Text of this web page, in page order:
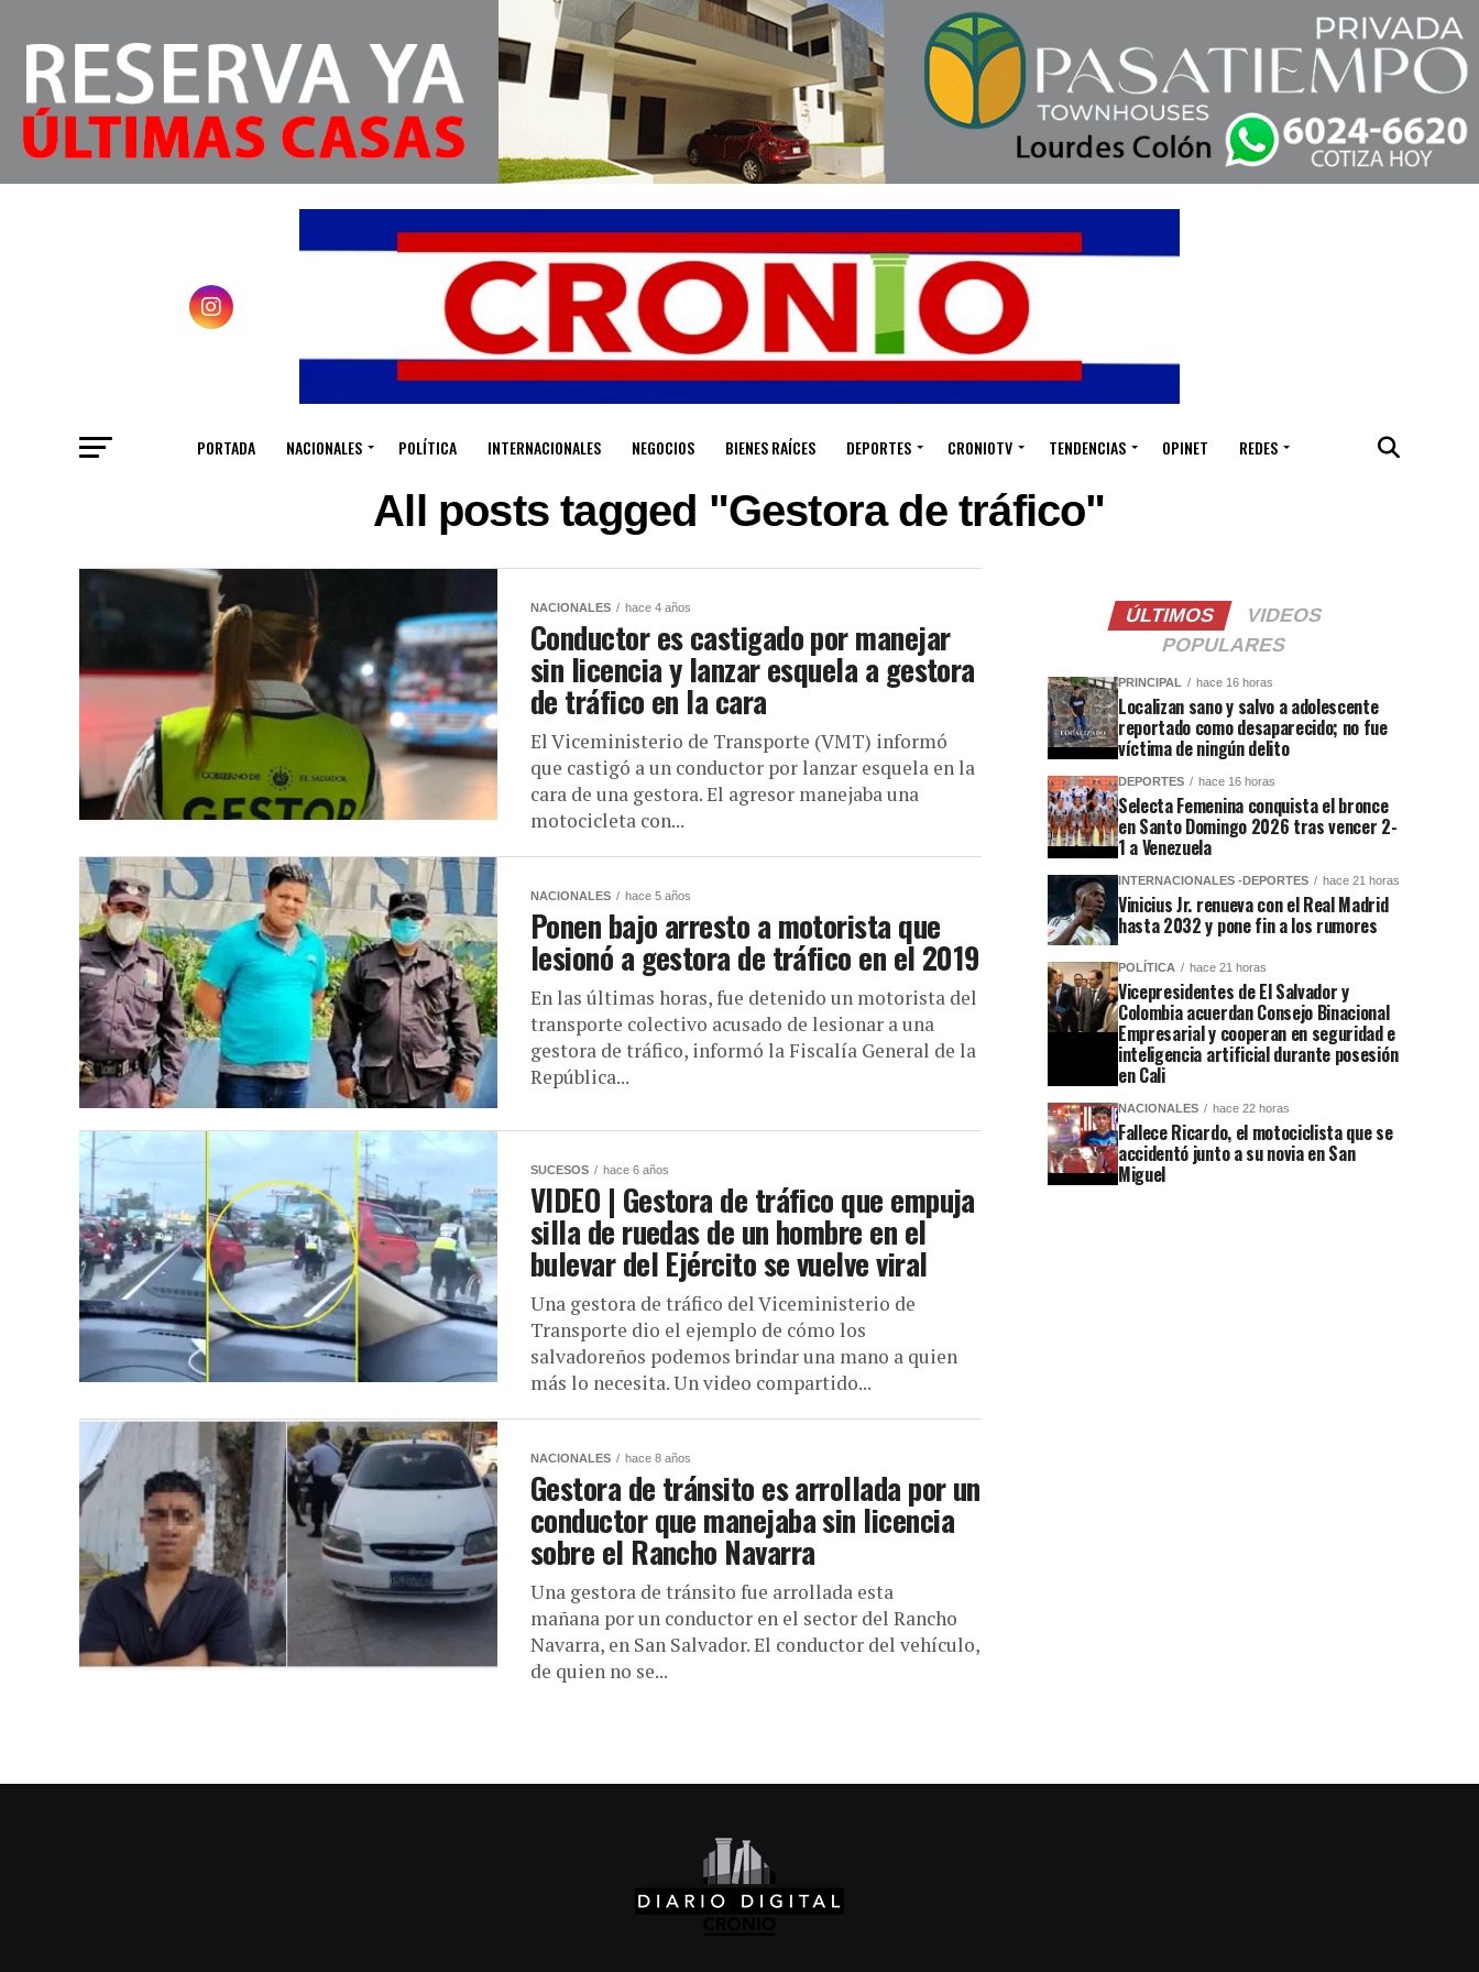
PORTADA NACIONALES POLÍTICA INTERNACIONALES NEGOCIOS BIENES RAÍCES DEPORTES CRONIOTV TENDENCIAS OPINET REDES
All posts tagged "Gestora de tráfico"
NACIONALES hace 4 años
Conductor es castigado por manejar
sin licencia y lanzar esquela a gestora
de tráfico en la cara
El Viceministerio de Transporte (VMT) informó
que castigó a un conductor por lanzar esquela en la
cara de una gestora. El agresor manejaba una
motocicleta con...
NACIONALES hace 5 años
Ponen bajo arresto a motorista que
lesionó a gestora de tráfico en el 2019
En las últimas horas, fue detenido un motorista del
transporte colectivo acusado de lesionar a una
gestora de tráfico, informó la Fiscalía General de la
República...
SUCESOS hace 6 años
VIDEO | Gestora de tráfico que empuja
silla de ruedas de un hombre en el
bulevar del Ejército se vuelve viral
Una gestora de tráfico del Viceministerio de
Transporte dio el ejemplo de cómo los
salvadoreños podemos brindar una mano a quien
más lo necesita. Un video compartido...
NACIONALES hace 8 años
Gestora de tránsito es arrollada por un
conductor que manejaba sin licencia
sobre el Rancho Navarra
Una gestora de tránsito fue arrollada esta
mañana por un conductor en el sector del Rancho
Navarra, en San Salvador. El conductor del vehículo,
de quien no se...
ÚLTIMOS
VIDEOS
POPULARES
PRINCIPAL hace 16 horas
Localizan sano y salvo a adolescente
reportado como desaparecido; no fue
víctima de ningún delito
DEPORTES hace 16 horas
Selecta Femenina conquista el bronce
en Santo Domingo 2026 tras vencer 2-
1 a Venezuela
INTERNACIONALES -DEPORTES hace 21 horas
Vinicius Jr. renueva con el Real Madrid
hasta 2032 y pone fin a los rumores
POLÍTICA hace 21 horas
Vicepresidentes de El Salvador y
Colombia acuerdan Consejo Binacional
Empresarial y cooperan en seguridad e
inteligencia artificial durante posesión
en Cali
NACIONALES hace 22 horas
Fallece Ricardo, el motociclista que se
accidentó junto a su novia en San
Miguel